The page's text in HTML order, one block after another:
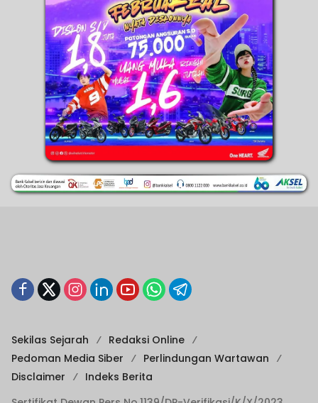
Sekilas Sejarah
Redaksi Online
Pedoman Media Siber
Perlindungan Wartawan
Disclaimer
Indeks Berita